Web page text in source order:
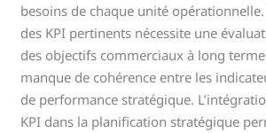
besoins de chaque unité
des KPI pertinents nécessite une
des objectifs commerciaux à long
manque de cohérence entre les
de performance stratégique.
KPI dans la planification stratégique